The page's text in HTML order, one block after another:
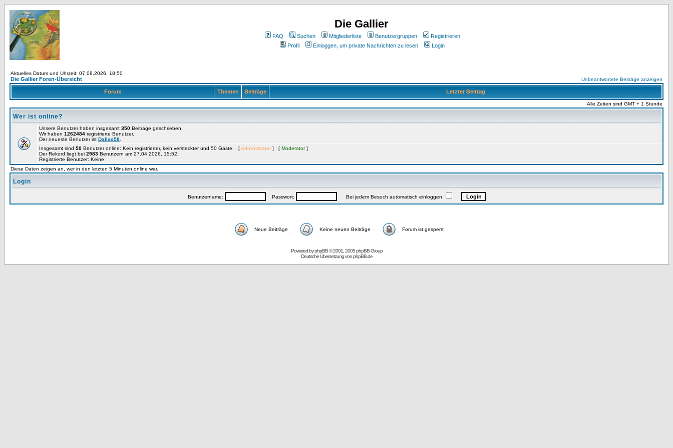
Die Gallier
FAQ Suchen Mitgliederliste Benutzergruppen
Registrieren
Profil
Einloggen, um private Nachrichten zu lesen Login
Aktuelles Datum und Uhrzeit: 07.08.2026, 18:50
Die Gallier Foren-Übersicht Unbeantwortete Beiträge anzeigen
Forum Themen Beiträge Letzter Beitrag
Alle Zeiten sind GMT + 1 Stunde
Wer ist online?
Unsere Benutzer haben insgesamt 350 Beiträge geschrieben.
Wir haben 1262484 registrierte Benutzer.
Der neueste Benutzer ist Dallas58
Insgesamt sind 50 Benutzer online: Kein registrierter, kein versteckter und 50 Gäste. [Administrator ] [ Moderator]
Der Rekord liegt bei 2983 Benutzern am 27.04.2026, 15:52.
Registrierte Benutzer: Keine
Diese Daten zeigen an, wer in den letzten 5 Minuten online war.
Login
Benutzername: Passwort: Bei jedem Besuch automatisch einloggen
Neue Beiträge Keine neuen Beiträge Forum ist gesperrt
Powered byphpBB© 2001, 2005 phpBB Group
Deutsche Übersetzung vonphpBB.de